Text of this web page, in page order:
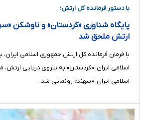
با دستور فرمانده کل ارتش؛
پایگاه شناوری «کردستان» و ناوشکن
ارتش ملحق شد
با فرمان فرمانده کل ارتش جمهوری اسلامی ایران،
اسلامی ایران، «کردستان» به نیروی دریایی
اسلامی ایران، «سهند» رونمایی شد.